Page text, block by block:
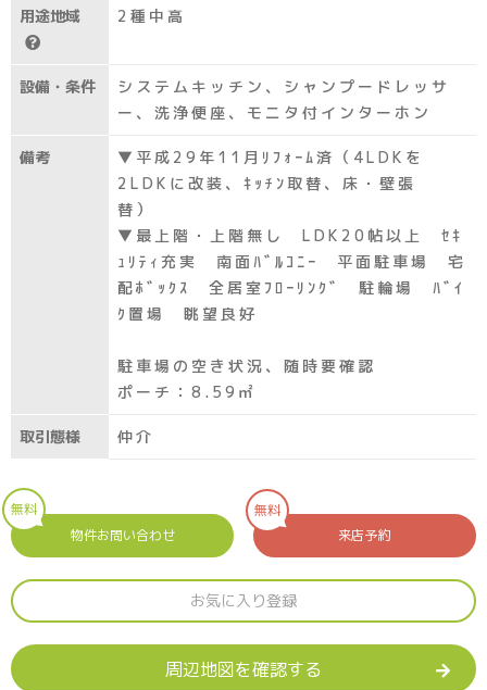
用途地域 2種中高
設備・条件
システムキッチン、シャンプードレッサ
ー、洗浄便座、モニタ付インターホン
備考
▼平成29年11月ﾘﾌｫｰﾑ済（4LDKを
2LDKに改装、ｷｯﾁﾝ取替、床・壁張
替）
▼最上階・上階無し LDK20帖以上 ｾｷ
ｭﾘﾃｨ充実 南面ﾊﾞﾙｺﾆｰ 平面駐車場 宅
配ﾎﾞｯｸｽ 全居室ﾌﾛｰﾘﾝｸﾞ 駐輪場 ﾊﾞｲ
ｸ置場 眺望良好
駐車場の空き状況、随時要確認
ポーチ：8.59㎡
取引態様 仲介
無料
物件お問い合わせ
無料
来店予約
お気に入り登録
周辺地図を確認する